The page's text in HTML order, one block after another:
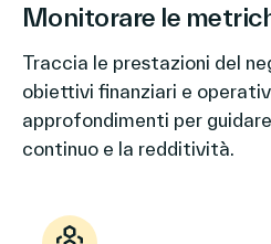
Monitorare le
Traccia le prestazioni del
obiettivi finanziari e
approfondimenti per
continuo e la redditività.